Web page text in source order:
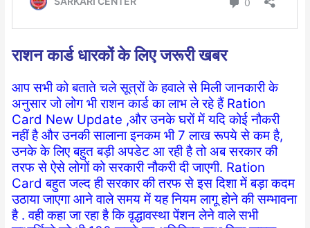
राशन कार्ड धारकों के लिए जरूरी खबर
आप सभी को बताते चले सूत्रों के हवाले से मिली जानकारी के
अनुसार जो लोग भी राशन कार्ड का लाभ ले रहे हैं Ration
Card New Update ,और उनके घरों में यदि कोई नौकरी
नहीं है और उनकी सालाना इनकम भी 7 लाख रूपये से कम है,
उनके के लिए बहुत बड़ी अपडेट आ रही है तो अब सरकार की
तरफ से ऐसे लोगों को सरकारी नौकरी दी जाएगी. Ration
Card बहुत जल्द ही सरकार की तरफ से इस दिशा में बड़ा कदम
उठाया जाएगा आने वाले समय में यह नियम लागू होने की सम्भावना
है . वही कहा जा रहा है कि वृद्धावस्था पेंशन लेने वाले सभी